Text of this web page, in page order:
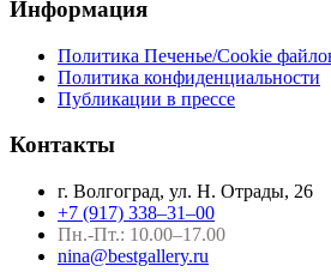
Информация
Политика Печенье/Cookie
Политика конфиденциальности
Публикации в прессе
Контакты
г. Волгоград, ул. Н. Отрады, 26
+7 (917) 338–31–00
Пн.-Пт.: 10.00–17.00
nina@bestgallery.ru